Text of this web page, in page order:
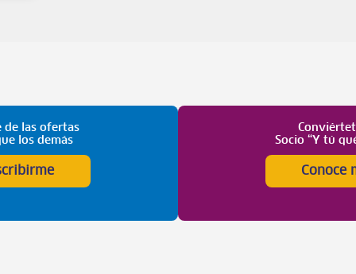
de las ofertas
los demás
Socio “Y tú
Conoce